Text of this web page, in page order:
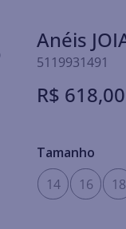
Anéis
5119931491
R$ 618,00
Tamanho
14
16 18